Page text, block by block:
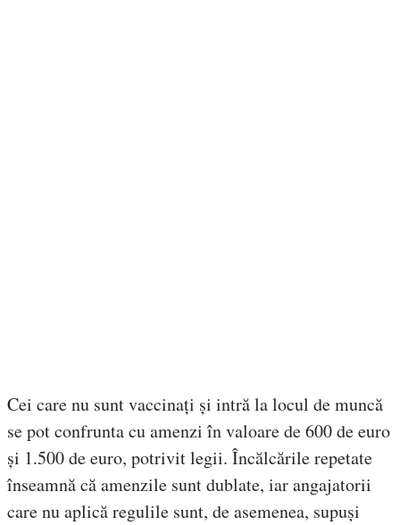
Cei care nu sunt vaccinați și intră la locul de muncă
se pot confrunta cu amenzi în valoare de 600 de euro
și 1.500 de euro, potrivit legii. Încălcările repetate
înseamnă că amenzile sunt dublate, iar angajatorii
care nu aplică regulile sunt, de asemenea, supuși